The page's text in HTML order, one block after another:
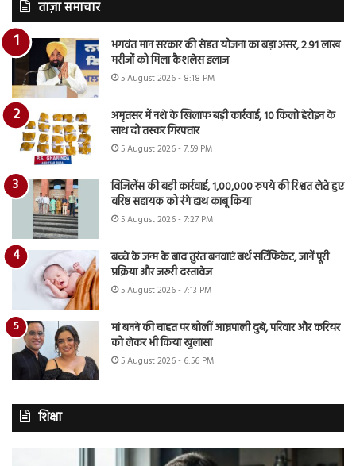
ताज़ा समाचार
भगवंत मान सरकार की सेहत योजना का बड़ा असर, 2.91 लाख
मरीजों को मिला कैशलेस इलाज
5 August 2026 - 8:18 PM
अमृतसर में नशे के खिलाफ बड़ी कार्रवाई, 10 किलो हेरोइन के
साथ दो तस्कर गिरफ्तार
5 August 2026 - 7:59 PM
विजिलेंस की बड़ी कार्रवाई, 1,00,000 रुपये की रिश्वत लेते हुए
वरिष्ठ सहायक को रंगे हाथ काबू किया
5 August 2026 - 7:27 PM
बच्चे के जन्म के बाद तुरंत बनवाएं बर्थ सर्टिफिकेट, जानें पूरी
प्रक्रिया और जरूरी दस्तावेज
5 August 2026 - 7:13 PM
मां बनने की चाहत पर बोलीं आम्रपाली दुबे, परिवार और करियर
को लेकर भी किया खुलासा
5 August 2026 - 6:56 PM
शिक्षा